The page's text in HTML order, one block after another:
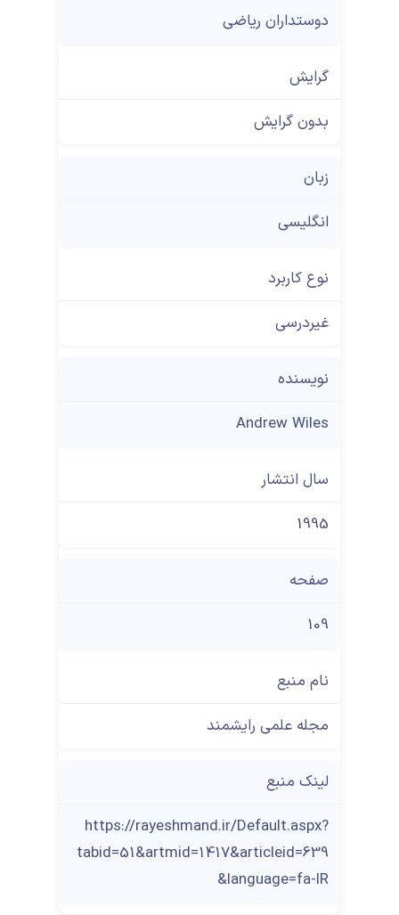
دوستداران ریاضی
گرایش
بدون گرایش
زبان
انگلیسی
نوع کاربرد
غیردرسی
نویسنده
Andrew Wiles
سال انتشار
1995
صفحه
109
نام منبع
مجله علمی رایشمند
لینک منبع
https://rayeshmand.ir/Default.aspx?
tabid=51&artmid=1417&articleid=639
&language=fa-IR